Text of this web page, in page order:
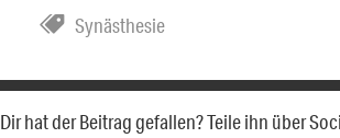
Synästhesie
Dir hat der Beitrag gefallen? Teile ihn über